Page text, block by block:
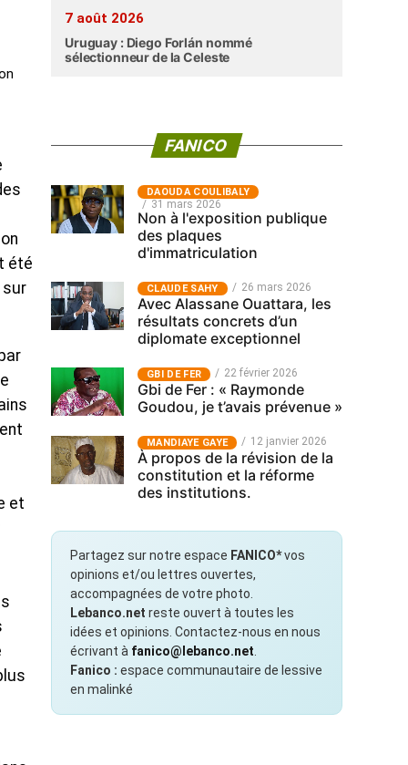
été
sur
et
7 août 2026
Uruguay : Diego Forlán nommé
sélectionneur de la Celeste
FANICO
‎DAOUDA COULIBALY
31 mars 2026
Non à l'exposition publique
des plaques
d'immatriculation
CLAUDE SAHY 26 mars 2026
Avec Alassane Ouattara, les
résultats concrets d’un
diplomate exceptionnel
GBI DE FER 22 février 2026
Gbi de Fer : « Raymonde
Goudou, je t’avais prévenue »
MANDIAYE GAYE 12 janvier 2026
À propos de la révision de la
constitution et la réforme
des institutions.
Partagez sur notre espace FANICO*vos
opinions et/ou lettres ouvertes,
accompagnées de votre photo.
Lebanco.net reste ouvert à toutes les
idées et opinions. Contactez-nous en nous
écrivant à fanico@lebanco.net
Fanico : espace communautaire de lessive
en malinké